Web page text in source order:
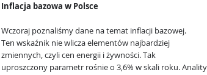
Inflacja bazowa w Polsce
Wczoraj poznaliśmy dane na temat inflacji bazowej.
Ten wskaźnik nie wlicza elementów najbardziej
zmiennych, czyli cen energii i żywności. Tak
uproszczony parametr rośnie o 3,6% w skali roku.